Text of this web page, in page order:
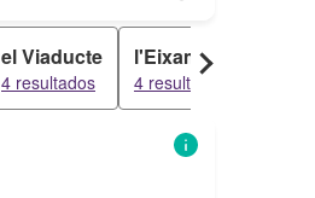
el Viaducte
4 resultados
l'Eixample
4 resultados